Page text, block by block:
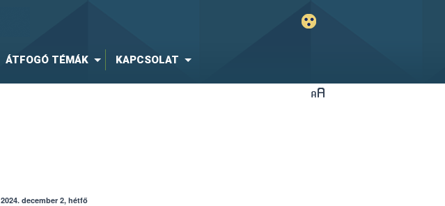
ÁTFOGÓ TÉMÁK KAPCSOLAT
2024. december 2, hétfő